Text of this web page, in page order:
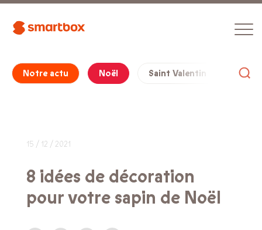
Notre actu Noël Saint Valentin
15 / 12 / 2021
8 idées de décoration
pour votre sapin de Noël